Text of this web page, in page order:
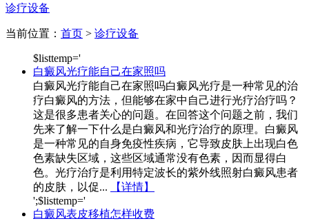
诊疗设备
当前位置： 首页 > 诊疗设备
$listtemp='
白癜风光疗能自己在家照吗
白癜风光疗能自己在家照吗白癜风光疗是一种常见的治
疗白癜风的方法，但能够在家中自己进行光疗治疗吗？
这是很多患者关心的问题。在回答这个问题之前，我们
先来了解一下什么是白癜风和光疗治疗的原理。白癜风
是一种常见的自身免疫性疾病，它导致皮肤上出现白色
色素缺失区域，这些区域通常没有色素，因而显得白
色。光疗治疗是利用特定波长的紫外线照射白癜风患者
的皮肤，以促...
【详情】
';$listtemp='
白癜风表皮移植怎样收费